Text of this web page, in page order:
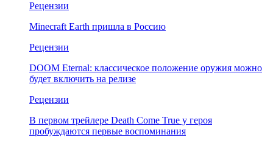
Рецензии
Minecraft Earth пришла в Россию
Рецензии
DOOM Eternal: классическое положение оружия можно
будет включить на релизе
Рецензии
В первом трейлере Death Come True у героя
пробуждаются первые воспоминания